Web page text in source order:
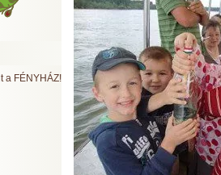
a FÉNYHÁZ!